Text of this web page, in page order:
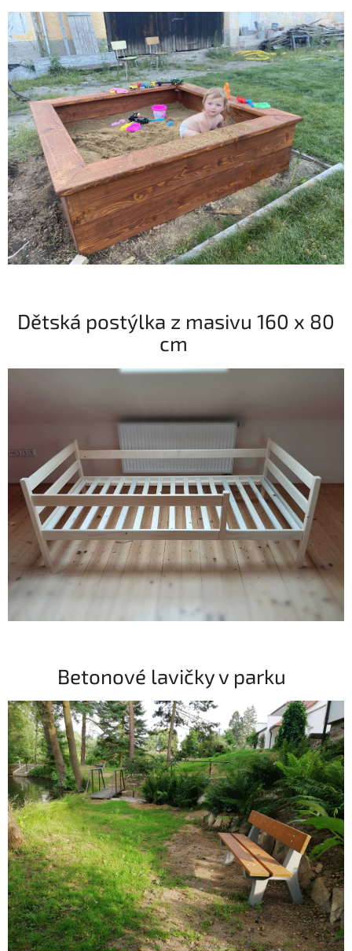
Dětská postýlka z masivu 160 x 80
cm
Betonové lavičky v parku